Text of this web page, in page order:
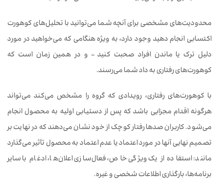
محدودیت‌های مشخصی برای آنچه شما می‌توانید با تحلیل‌های کوهورت
اکتسابی انجام دهید وجود دارد، به ویژه هنگامی که می‌خواهید در مورد
دلیل ترک یا ماندن افراد صحبت کنید – و در همین زمان است که
کوهورت‌های رفتاری به داد شما می‌رسند.
با کوهورت‌های رفتاری، رویدادی که گروه را مشخص می‌کند می‌تواند
هرگونه اقدام مجزایی باشد که پس از دستیابی اولیه به محصول انجام
می‌شود. کاربران صدها رفتار کوچک از خود نشان می‌دهند که در نهایت بر
تصمیم نهایی آنها در مورد اعتماد یا عدم اعتماد به محصول تأثیر می‌گذارد
مانند: استفاده از یک ویژگی خاص، فعال‌سازی اعلان‌ها، ادغام با سایر
برنامه‌ها، بارگذاری اطلاعات شخصی و غیره.